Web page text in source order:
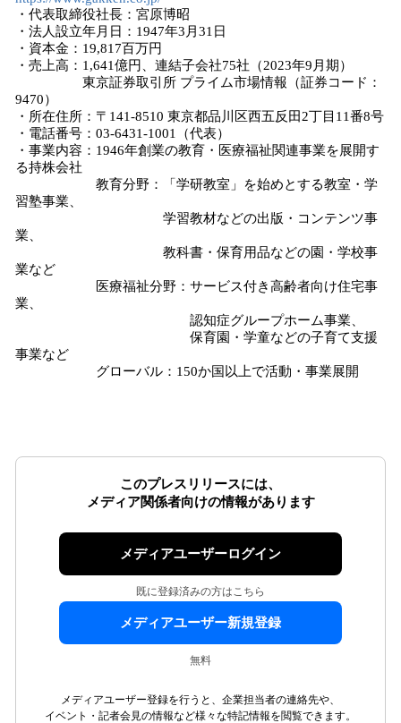
・代表取締役社⻑：宮原博昭
・法⼈設⽴年⽉⽇：1947年3⽉31⽇
・資本⾦：19,817百万円
・売上⾼：1,641億円、連結⼦会社75社（2023年9⽉期）
東京証券取引所 プライム市場情報（証券コード：
9470）
・所在住所：〒141-8510 東京都品川区⻄五反⽥2丁⽬11番8号
・電話番号：03-6431-1001（代表）
・事業内容：1946年創業の教育・医療福祉関連事業を展開す
る持株会社
教育分野：「学研教室」を始めとする教室・学
習塾事業、
学習教材などの出版・コンテンツ事
業、
教科書・保育⽤品などの園・学校事
業など
医療福祉分野：サービス付き⾼齢者向け住宅事
業、
認知症グループホーム事業、
保育園・学童などの⼦育て⽀援
事業など
グローバル：150か国以上で活動・事業展開
このプレスリリースには、
メディア関係者向けの情報があります
メディアユーザーログイン
既に登録済みの方はこちら
メディアユーザー新規登録
無料
メディアユーザー登録を行うと、企業担当者の連絡先や、
イベント・記者会見の情報など様々な特記情報を閲覧できます。